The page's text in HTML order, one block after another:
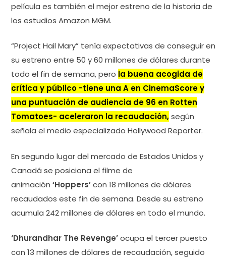
película es también el mejor estreno de la historia de
los estudios Amazon MGM.
“Project Hail Mary” tenía expectativas de conseguir en
su estreno entre 50 y 60 millones de dólares durante
todo el fin de semana, pero la buena acogida de
crítica y público -tiene una A en CinemaScore y
una puntuación de audiencia de 96 en Rotten
Tomatoes- aceleraron la recaudación,según
señala el medio especializado Hollywood Reporter.
En segundo lugar del mercado de Estados Unidos y
Canadá se posiciona el filme de
animación ‘Hoppers’con 18 millones de dólares
recaudados este fin de semana. Desde su estreno
acumula 242 millones de dólares en todo el mundo.
‘Dhurandhar The Revenge’ocupa el tercer puesto
con 13 millones de dólares de recaudación, seguido